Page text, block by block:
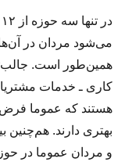
می‌شود مردان در
همین‌طور است.
کاری ـ خدمات
هستند که عموما
بهتری دارند.
و مردان عموما در